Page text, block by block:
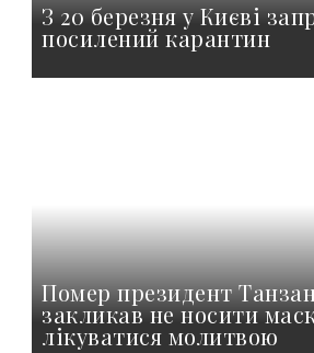
З 20 березня у Києві
посилений карантин
Помер президент
закликав не носити
лікуватися молитвою